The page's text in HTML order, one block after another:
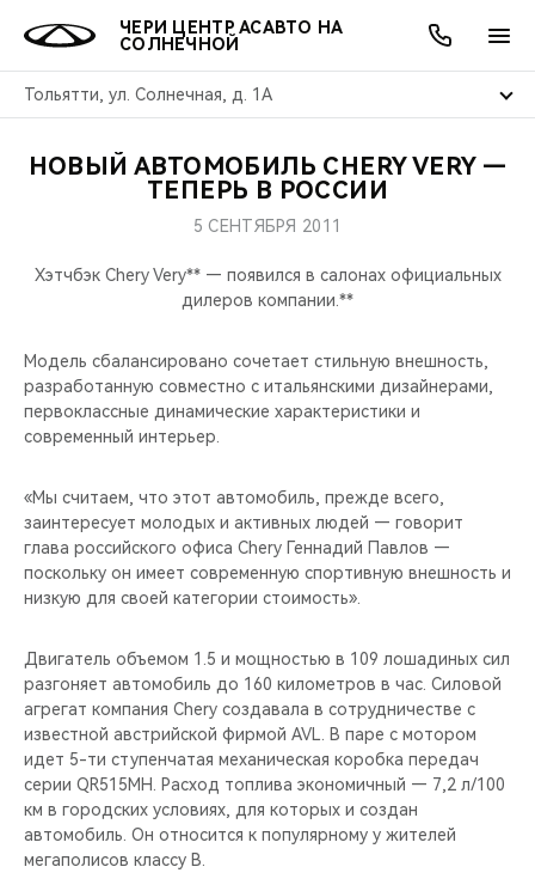
ЧЕРИ ЦЕНТР АСАВТО НА
СОЛНЕЧНОЙ
Тольятти, ул. Солнечная, д. 1А
МОДЕЛИ
СЕДАНЫ
ПОКУПАТЕЛЯМ
КРЕДИТ И СТРАХОВАНИЕ
ВЛАДЕЛЬЦАМ
ЗАПЧАСТИ И АКСЕССУАРЫ
ПОДДЕРЖКА
CHERY CONNECT
МИР CHERY
CHERY В СОЦСЕТЯХ
ЛЮДИ CHERY
CHERY REMOTE
CHERY И СПОРТ
НАШИ МЕРОПРИЯТИЯ
ВИДЕООБЗОРЫ
CHERY ДЛЯ ДЕТЕЙ
АКЦИИ
ОНЛАЙН СЕРВИСЫ
О КОМПАНИИ
НОВЫЙ АВТОМОБИЛЬ CHERY VERY —
ТЕПЕРЬ В РОССИИ
5 СЕНТЯБРЯ 2011
Хэтчбэк Chery Very** — появился в салонах официальных
дилеров компании.**
Модель сбалансировано сочетает стильную внешность,
разработанную совместно с итальянскими дизайнерами,
первоклассные динамические характеристики и
современный интерьер.
«Мы считаем, что этот автомобиль, прежде всего,
заинтересует молодых и активных людей — говорит
глава российского офиса Chery Геннадий Павлов —
поскольку он имеет современную спортивную внешность и
низкую для своей категории стоимость».
Двигатель объемом 1.5 и мощностью в 109 лошадиных сил
разгоняет автомобиль до 160 километров в час. Силовой
агрегат компания Chery создавала в сотрудничестве с
известной австрийской фирмой AVL. В паре с мотором
идет 5-ти ступенчатая механическая коробка передач
серии QR515MH. Расход топлива экономичный — 7,2 л/100
км в городских условиях, для которых и создан
автомобиль. Он относится к популярному у жителей
мегаполисов классу B.